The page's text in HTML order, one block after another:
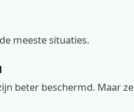
meeste situaties.
beter beschermd. Maar ze